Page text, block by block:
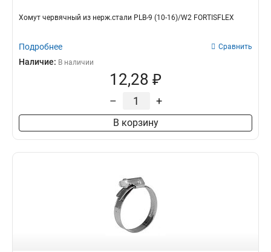
Хомут червячный из нерж.стали PLB-9 (10-16)/W2 FORTISFLEX
Подробнее Сравнить
Наличие: В наличии
12,28 ₽
– +
В корзину